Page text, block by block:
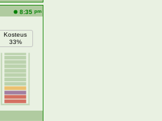
8:35 pm
Kosteus
33%